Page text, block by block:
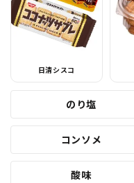
日清シスコ
のり塩
コンソメ
酸味